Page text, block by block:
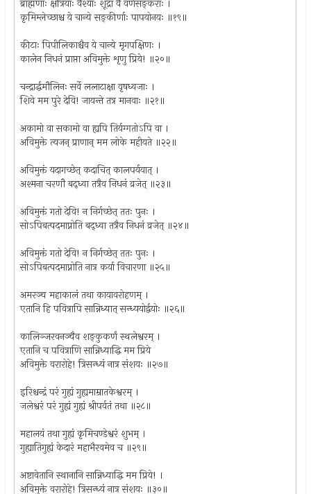
ब्राह्मणाः क्षत्रियाः वैश्याः शूद्रा वै वर्णसङ्कराः ।
कृमिम्लेच्छाश्च ये चान्ये सङ्कीर्णाः पापयोनयः ॥१९॥
कीटाः पिपीलिकाश्चैव ये चान्ये मृगपक्षिणः ।
कालेन निधनं प्राप्ता अविमुक्ते शृणु प्रिये! ॥२०॥
चन्द्रार्द्धमौलिनः सर्वे ललाटाक्षा वृषध्वजाः ।
शिवे मम पुरे देवि! जायन्ते तत्र मानवाः ॥२१॥
अकामो वा सकामो वा ह्यपि तिर्यग्गतोऽपि वा ।
अविमुक्ते त्यजन् प्राणान् मम लोके महीयते ॥२२॥
अविमुक्तं यदागच्छेत् कदाचित् कालपर्ययात् ।
अश्मना चरणौ बद्ध्वा तत्रैव निधनं व्रजेत् ॥२३॥
अविमुक्तं गतो देवि! न निर्गच्छेत् ततः पुनः ।
सोऽपिबत्पदमाप्नोति बद्ध्वा तत्रैव निधनं व्रजेत् ॥२४॥
अविमुक्तं गतो देवि! न निर्गच्छेत् ततः पुनः ।
सोऽपिबत्पदमाप्नोति नात्र कर्या विचारणा ॥२५॥
अमरञ्च महाकालं तथा कायावरोहणम् ।
एतानि हि पवित्रापि सान्निध्यात् सन्ध्ययोर्द्वयोः ॥२६॥
कालिञ्जरवनञ्चैव शङ्कुकर्णं स्थलेश्वरम् ।
एतानि च पवित्राणि सान्निध्याद्धि मम प्रिये
अविमुक्ते वरारोहे! त्रिसन्ध्यं नात्र संशयः ॥२७॥
इरिश्चन्द्रं परं गुह्यं गुह्यमाम्रातकेश्वरम् ।
जलेश्वरं परं गुह्यं गुह्यं श्रीपर्वतं तथा ॥२८॥
महालयं तथा गुह्यं कृमिचण्डेश्वरं शुभम् ।
गुह्यातिगुह्यं केदारं महाभैरवमेव च ॥२९॥
अष्टावेतानि स्थानानि सान्निध्याद्धि मम प्रिये! ।
अविमुक्ते वरारोहे! त्रिसन्ध्यं नात्र संशयः ॥३०॥